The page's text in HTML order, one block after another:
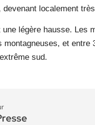
localement
légère hausse. Les
et
sud.